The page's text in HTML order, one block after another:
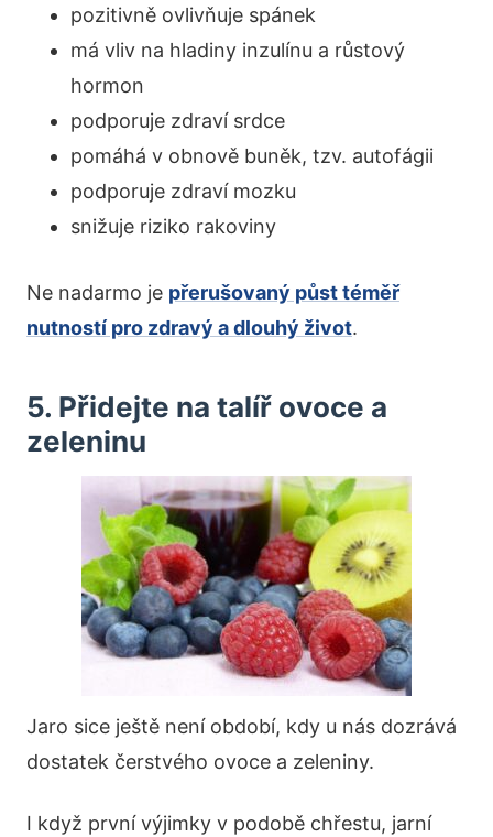
pozitivně ovlivňuje spánek
má vliv na hladiny inzulínu a růstový
hormon
podporuje zdraví srdce
pomáhá v obnově buněk, tzv. autofágii
podporuje zdraví mozku
snižuje riziko rakoviny
Ne nadarmo je přerušovaný půst téměř
nutností pro zdravý a dlouhý život.
5. Přidejte na talíř ovoce a
zeleninu
Jaro sice ještě není období, kdy u nás dozrává
dostatek čerstvého ovoce a zeleniny.
I když první výjimky v podobě chřestu, jarní